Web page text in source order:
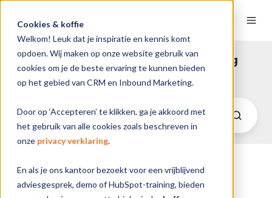
Cookies & koffie
Welkom! Leuk dat je inspiratie en kennis komt
opdoen. Wij maken op onze website gebruik van
cookies om je de beste ervaring te kunnen bieden
op het gebied van CRM en Inbound Marketing.
Door op ‘Accepteren’ te klikken, ga je akkoord met
het gebruik van alle cookies zoals beschreven in
onze privacy verklaring.
En als je ons kantoor bezoekt voor een vrijblijvend
adviesgesprek, demo of HubSpot-training, bieden
HubSpot CRM & Inbound Marketing
Insights
CRM implementeren met